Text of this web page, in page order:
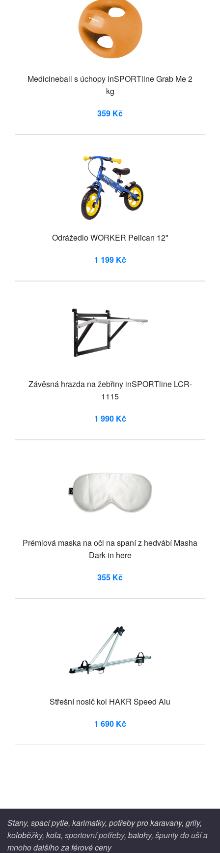
Medicineball s úchopy inSPORTline Grab Me 2
kg
359 Kč
Odrážedlo WORKER Pelican 12"
1 199 Kč
Závěsná hrazda na žebřiny inSPORTline LCR-
1115
1 990 Kč
Prémiová maska na oči na spaní z hedvábí Masha
Dark in here
355 Kč
Střešní nosič kol HAKR Speed Alu
1 690 Kč
Stany, spací pytle, karimatky, potřeby pro karavany, grily,
koloběžky, kola, sportovní potřeby, batohy, špunty do ušía
mnoho dalšího za férové ceny